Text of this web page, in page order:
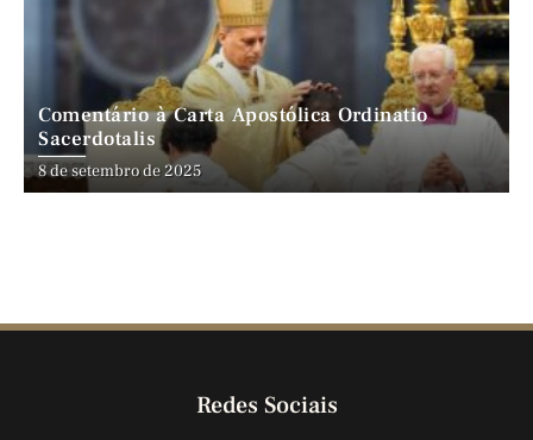
Comentário à Carta Apostólica Ordinatio
Sacerdotalis
8 de setembro de 2025
Redes Sociais